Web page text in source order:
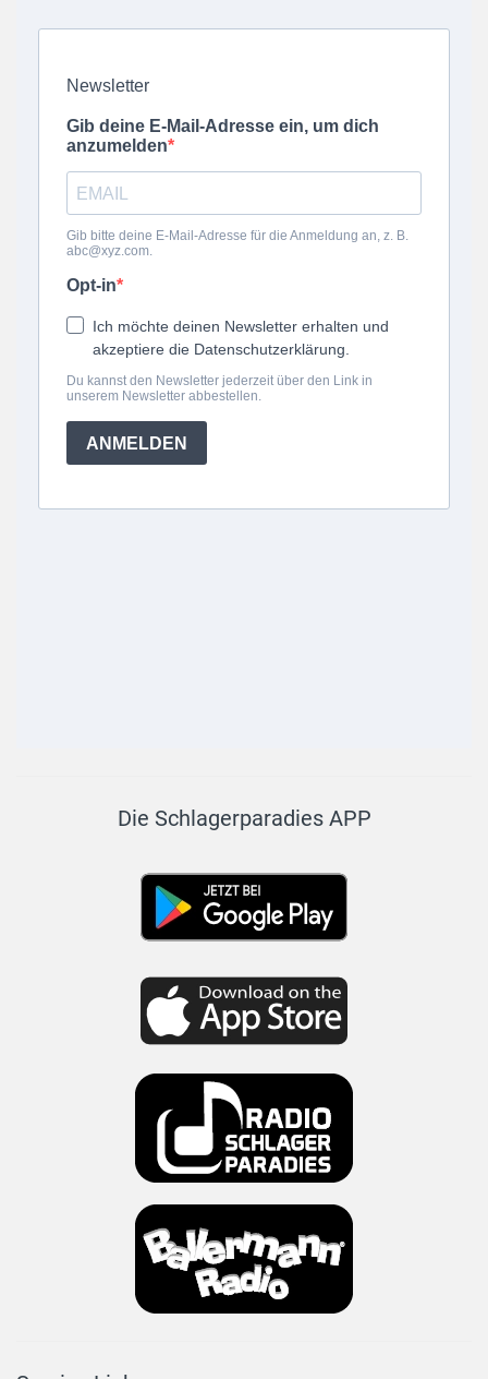
Die Schlagerparadies APP